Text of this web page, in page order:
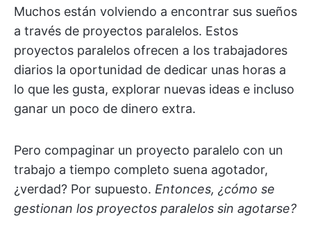
Muchos están volviendo a encontrar sus sueños
a través de proyectos paralelos. Estos
proyectos paralelos ofrecen a los trabajadores
diarios la oportunidad de dedicar unas horas a
lo que les gusta, explorar nuevas ideas e incluso
ganar un poco de dinero extra.
Pero compaginar un proyecto paralelo con un
trabajo a tiempo completo suena agotador,
¿verdad? Por supuesto. Entonces, ¿cómo se
gestionan los proyectos paralelos sin agotarse?